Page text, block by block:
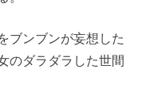
ブンブンが妄想した
のダラダラした世間